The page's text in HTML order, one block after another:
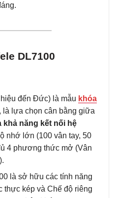
DL7100
đến Đức) là mẫu khóa
là lựa chọn cân bằng giữa
khả năng kết nối hệ
nhớ lớn (100 vân tay, 50
4 phương thức mở (Vân
là sở hữu các tính năng
thực kép và Chế độ riêng